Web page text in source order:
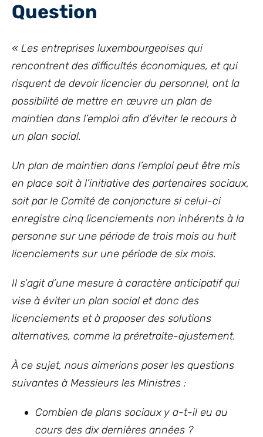
Question
« Les entreprises luxembourgeoises qui
rencontrent des difficultés économiques, et qui
risquent de devoir licencier du personnel, ont la
possibilité de mettre en œuvre un plan de
maintien dans l’emploi afin d’éviter le recours à
un plan social.
Un plan de maintien dans l’emploi peut être mis
en place soit à l’initiative des partenaires sociaux,
soit par le Comité de conjoncture si celui-ci
enregistre cinq licenciements non inhérents à la
personne sur une période de trois mois ou huit
licenciements sur une période de six mois.
Il s’agit d’une mesure à caractère anticipatif qui
vise à éviter un plan social et donc des
licenciements et à proposer des solutions
alternatives, comme la préretraite-ajustement.
À ce sujet, nous aimerions poser les questions
suivantes à Messieurs les Ministres :
Combien de plans sociaux y a-t-il eu au
cours des dix dernières années ?